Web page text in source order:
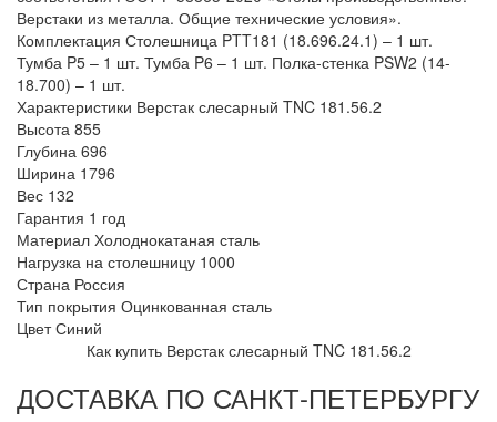
Верстаки из металла. Общие технические условия».
Комплектация Столешница PTT181 (18.696.24.1) – 1 шт.
Тумба P5 – 1 шт. Тумба P6 – 1 шт. Полка-стенка PSW2 (14-
18.700) – 1 шт.
Характеристики Верстак слесарный TNC 181.56.2
Высота 855
Глубина 696
Ширина 1796
Вес 132
Гарантия 1 год
Материал Холоднокатаная сталь
Нагрузка на столешницу 1000
Страна Россия
Тип покрытия Оцинкованная сталь
Цвет Синий
Как купить Верстак слесарный TNC 181.56.2
ДОСТАВКА ПО САНКТ-ПЕТЕРБУРГУ